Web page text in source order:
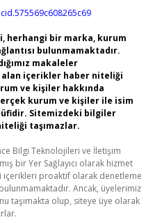
herhangi bir marka, kurum
bulunmamaktadır.
makaleler
alan içerikler haber niteliği
ve kişiler hakkında
kurum ve kişiler ile isim
Sitemizdeki bilgiler
taşımazlar.
Bilgi Teknolojileri ve İletişim
bir Yer Sağlayıcı olarak hizmet
içerikleri proaktif olarak denetleme
Ancak, üyelerimiz
taşımakta olup, siteye üye olarak